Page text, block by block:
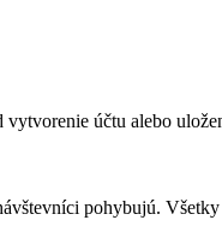
účtu alebo
pohybujú.